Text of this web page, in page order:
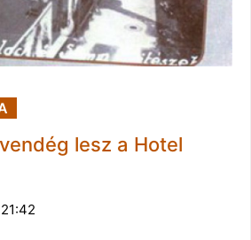
lesz a Hotel
21:42